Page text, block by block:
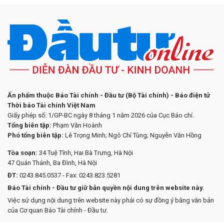
Ấn phẩm thuộc Báo Tài chính - Đầu tư (Bộ Tài chính) - Báo điện tử
Thời báo Tài chính Việt Nam
Giấy phép số: 1/GP-BC ngày 8 tháng 1 năm 2026 của Cục Báo chí.
Tổng biên tập: Phạm Văn Hoành
Phó tổng biên tập: Lê Trọng Minh; Ngô Chí Tùng; Nguyễn Văn Hồng
Tòa soạn: 34 Tuệ Tĩnh, Hai Bà Trưng, Hà Nội
47 Quán Thánh, Ba Đình, Hà Nội
ĐT: 0243.845.0537 - Fax: 0243.823.5281
Báo Tài chính - Đầu tư giữ bản quyền nội dung trên website này.
Việc sử dụng nội dung trên website này phải có sự đồng ý bằng văn bản
của Cơ quan Báo Tài chính - Đầu tư.